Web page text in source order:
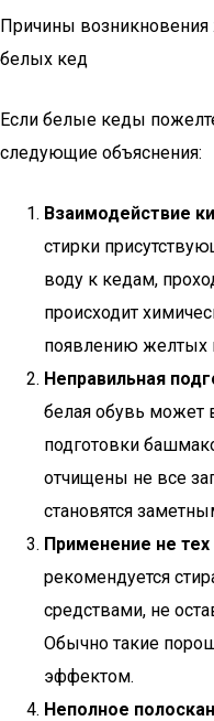
Причины возникновения
белых кед
Если белые кеды
следующие объяснения:
Взаимодействие
стирки
воду к кедам,
происходит
появлению желтых
Неправильная
белая обувь может
подготовки
отчищены не все
становятся
Применение не
рекомендуется
средствами, не
Обычно такие
эффектом.
Неполное